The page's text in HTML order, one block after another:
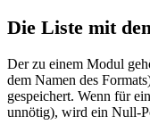
Die Liste mit
Der zu einem Modul
dem Namen des
gespeichert. Wenn für
unnötig), wird ein Null-